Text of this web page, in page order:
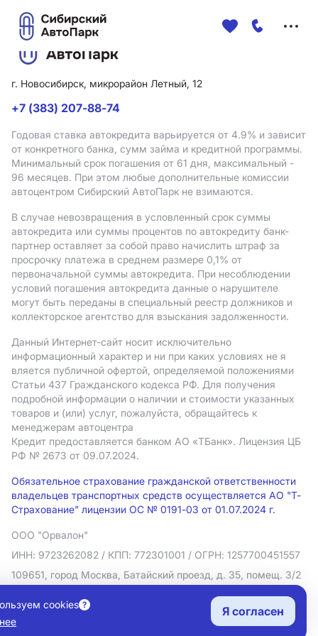
г. Новосибирск, микрорайон Летный, 12
+7 (383) 207-88-74
Годовая ставка автокредита варьируется от 4.9% и зависит
от конкретного банка, сумм займа и кредитной программы.
Минимальный срок погашения от 61 дня, максимальный -
96 месяцев. При этом любые дополнительные комиссии
автоцентром Сибирский АвтоПарк не взимаются.
В случае невозвращения в условленный срок суммы
автокредита или суммы процентов по автокредиту банк-
партнер оставляет за собой право начислить штраф за
просрочку платежа в среднем размере 0,1% от
первоначальной суммы автокредита. При несоблюдении
условий погашения автокредита данные о нарушителе
могут быть переданы в специальный реестр должников и
коллекторское агентство для взыскания задолженности.
Данный Интернет-сайт носит исключительно
информационный характер и ни при каких условиях не я
вляется публичной офертой, определяемой положениями
Статьи 437 Гражданского кодекса РФ. Для получения
подробной информации о наличии и стоимости указанных
товаров и (или) услуг, пожалуйста, обращайтесь к
менеджерам автоцентра
Кредит предоставляется банком АO «ТБанк». Лицензия ЦБ
РФ № 2673 от 09.07.2024.
Обязательное страхование гражданской ответственности
владельцев транспортных средств осуществляется АО "Т-
Страхование" лицензии ОС № 0191-03 от 01.07.2024 г.
ООО "Орвалон"
ИНН: 9723262082 / КПП: 772301001 / ОГРН: 1257700451557
109651, город Москва, Батайский проезд, д. 35, помещ. 3/2
Политика в отношении обработки персональных данных
Согласие на рекламную рассылку
Правовая информация
cookies
Я согласен